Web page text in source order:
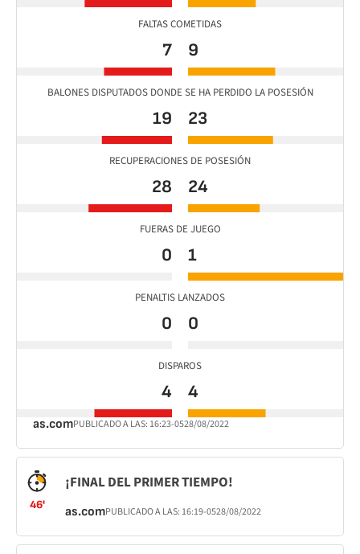
FALTAS COMETIDAS
7 9
BALONES DISPUTADOS DONDE SE HA PERDIDO LA POSESIÓN
19 23
RECUPERACIONES DE POSESIÓN
28 24
FUERAS DE JUEGO
0 1
PENALTIS LANZADOS
0 0
DISPAROS
4 4
as.comPUBLICADO A LAS: 16:23-0528/08/2022
46'
¡FINAL DEL PRIMER TIEMPO!
as.comPUBLICADO A LAS: 16:19-0528/08/2022